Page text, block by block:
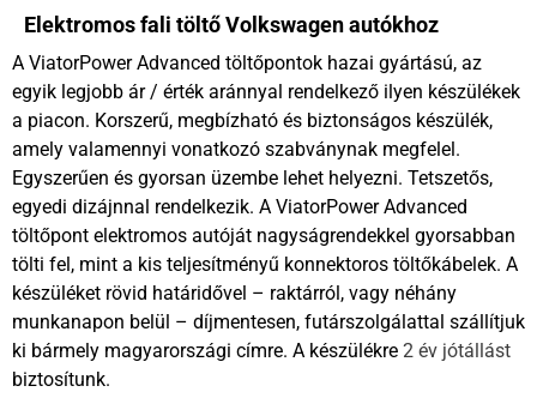
Elektromos fali töltő Volkswagen autókhoz
A ViatorPower Advanced töltőpontok hazai gyártású, az
egyik legjobb ár / érték aránnyal rendelkező ilyen készülékek
a piacon. Korszerű, megbízható és biztonságos készülék,
amely valamennyi vonatkozó szabványnak megfelel.
Egyszerűen és gyorsan üzembe lehet helyezni. Tetszetős,
egyedi dizájnnal rendelkezik. A ViatorPower Advanced
töltőpont elektromos autóját nagyságrendekkel gyorsabban
tölti fel, mint a kis teljesítményű konnektoros töltőkábelek. A
készüléket rövid határidővel – raktárról, vagy néhány
munkanapon belül – díjmentesen, futárszolgálattal szállítjuk
ki bármely magyarországi címre. A készülékre 2 év jótállást
biztosítunk.